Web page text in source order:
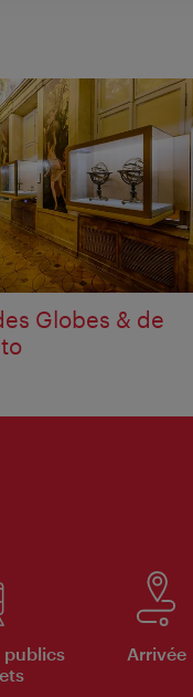
Globes & de
publics
Arrivée